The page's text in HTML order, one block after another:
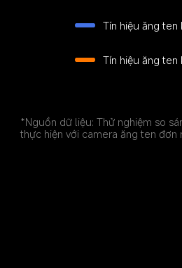
Tín hiệu ăng
Tín hiệu ăng ten
*Nguồn dữ liệu: Thử nghiệm so
thực hiện với camera ăng ten đơn